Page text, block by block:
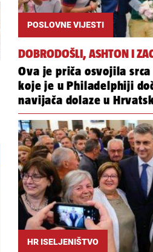
POSLOVNE VIJESTI
DOBRODOŠLI, ASHTON I
Ova je priča osvojila
koje je u Philadelphiji
navijača dolaze u
HR ISELJENIŠTVO